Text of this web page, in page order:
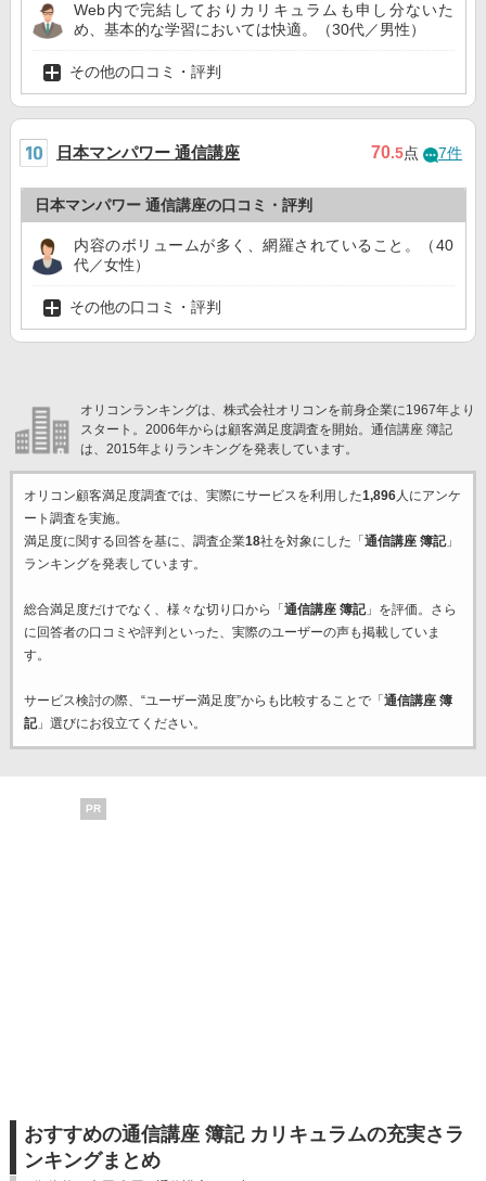
Web内で完結しておりカリキュラムも申し分ないた
め、基本的な学習においては快適。（30代／男性）
その他の口コミ・評判
日本マンパワー 通信講座 70.5点 7件
日本マンパワー 通信講座の口コミ・評判
内容のボリュームが多く、網羅されていること。（40
代／女性）
その他の口コミ・評判
オリコンランキングは、株式会社オリコンを前身企業に1967年より
スタート。2006年からは顧客満足度調査を開始。通信講座 簿記
は、2015年よりランキングを発表しています。
オリコン顧客満足度調査では、実際にサービスを利用した1,896人にアンケ
ート調査を実施。
満足度に関する回答を基に、調査企業18社を対象にした「 通信講座 簿記」
ランキングを発表しています。
総合満足度だけでなく、様々な切り口から「 通信講座 簿記」を評価。さら
に回答者の口コミや評判といった、実際のユーザーの声も掲載していま
す。
サービス検討の際、“ユーザー満足度”からも比較することで「 通信講座 簿
記」選びにお役立てください。
PR
おすすめの通信講座 簿記 カリキュラムの充実さラ
ンキングまとめ